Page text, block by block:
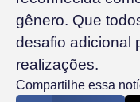
gênero. Que
desafio adicional
realizações.
Compartilhe essa